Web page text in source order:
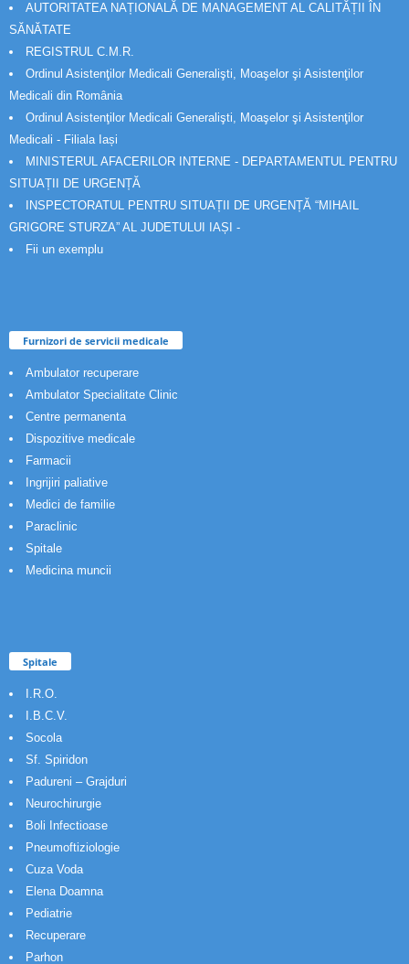
AUTORITATEA NAȚIONALĂ DE MANAGEMENT AL CALITĂȚII ÎN
SĂNĂTATE
REGISTRUL C.M.R.
Ordinul Asistenţilor Medicali Generalişti, Moaşelor şi Asistenţilor
Medicali din România
Ordinul Asistenţilor Medicali Generalişti, Moaşelor şi Asistenţilor
Medicali - Filiala Iași
MINISTERUL AFACERILOR INTERNE - DEPARTAMENTUL PENTRU
SITUAȚII DE URGENȚĂ
INSPECTORATUL PENTRU SITUAȚII DE URGENȚĂ “MIHAIL
GRIGORE STURZA” AL JUDETULUI IAȘI -
Fii un exemplu
Furnizori de servicii medicale
Ambulator recuperare
Ambulator Specialitate Clinic
Centre permanenta
Dispozitive medicale
Farmacii
Ingrijiri paliative
Medici de familie
Paraclinic
Spitale
Medicina muncii
Spitale
I.R.O.
I.B.C.V.
Socola
Sf. Spiridon
Padureni – Grajduri
Neurochirurgie
Boli Infectioase
Pneumoftiziologie
Cuza Voda
Elena Doamna
Pediatrie
Recuperare
Parhon